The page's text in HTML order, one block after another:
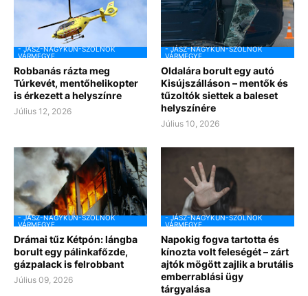
- JÁSZ-NAGYKUN-SZOLNOK
VÁRMEGYE
Robbanás rázta meg
Túrkevét, mentőhelikopter
is érkezett a helyszínre
Július 12, 2026
- JÁSZ-NAGYKUN-SZOLNOK
VÁRMEGYE
Oldalára borult egy autó
Kisújszálláson – mentők és
tűzoltók siettek a baleset
helyszínére
Július 10, 2026
- JÁSZ-NAGYKUN-SZOLNOK
VÁRMEGYE
Drámai tűz Kétpón: lángba
borult egy pálinkafőzde,
gázpalack is felrobbant
Július 09, 2026
- JÁSZ-NAGYKUN-SZOLNOK
VÁRMEGYE
Napokig fogva tartotta és
kínozta volt feleségét – zárt
ajtók mögött zajlik a brutális
emberrablási ügy
tárgyalása